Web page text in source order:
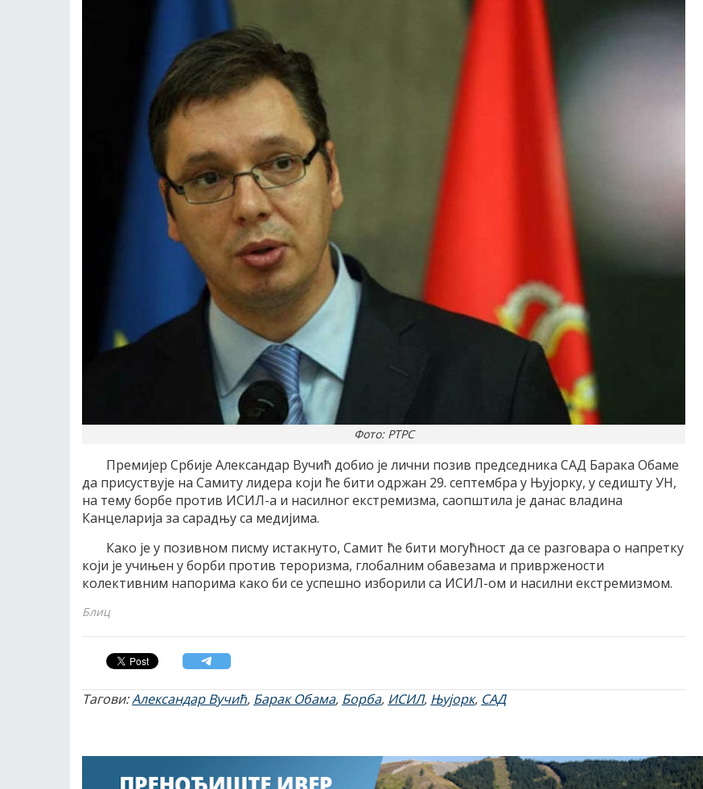
Фото: РТРС
Премијер Србије Александар Вучић добио је лични позив председника САД Барака Обаме
да присуствује на Самиту лидера који ће бити одржан 29. септембра у Њујорку, у седишту УН,
на тему борбе против ИСИЛ-а и насилног екстремизма, саопштила је данас владина
Канцеларија за сарадњу са медијима.
Како је у позивном писму истакнуто, Самит ће бити могућност да се разговара о напретку
који је учињен у борби против тероризма, глобалним обавезама и привржености
колективним напорима како би се успешно изборили са ИСИЛ-ом и насилни екстремизмом.
Блиц
Тагови:Александар Вучић, Барак Обама, Борба, ИСИЛ, Њујорк, САД